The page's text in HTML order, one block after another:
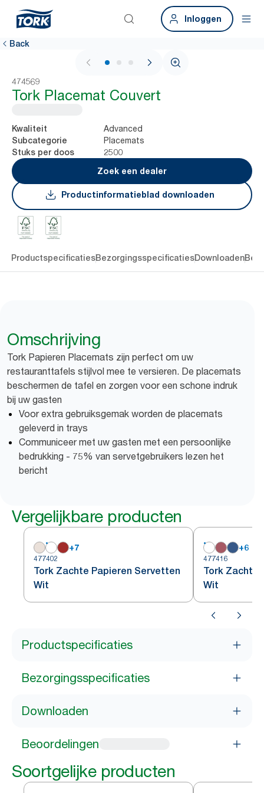
Inloggen
Back
1 / 3
474569
Tork Placemat Couvert
Kwaliteit Advanced
Subcategorie Placemats
Stuks per doos
2500
Zoek een dealer
Productinformatieblad downloaden
ProductspecificatiesBezorgingsspecificatiesDownloaden
Omschrijving
Tork Papieren Placemats zijn perfect om uw
restauranttafels stijlvol mee te versieren. De placemats
beschermen de tafel en zorgen voor een schone indruk
bij uw gasten
Voor extra gebruiksgemak worden de placemats
geleverd in trays
Communiceer met uw gasten met een persoonlijke
bedrukking - 75% van servetgebruikers lezen het
bericht
Vergelijkbare producten
+7
477402
Tork Zachte Papieren Servetten
Wit
+6
477416
Tork Zachte
Wit
Productspecificaties
Bezorgingsspecificaties
Downloaden
Beoordelingen
Soortgelijke producten